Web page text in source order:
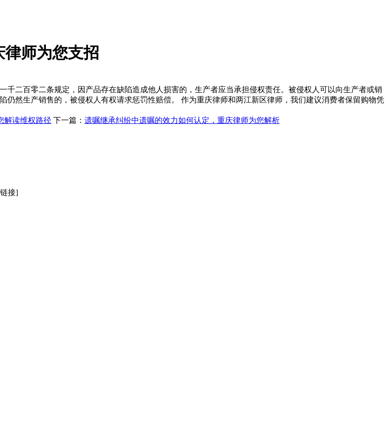
师为您支招
千二百零二条规定，因产品存在缺陷造成他人损害的，生产者应当承担侵权责任。被侵权人可以向生产者或销
然生产销售的，被侵权人有权请求惩罚性赔偿。 作为重庆律师和两江新区律师，我们建议消费者保留购物凭
解读维权路径 下一篇： 遗嘱继承纠纷中遗嘱的效力如何认定，重庆律师为您解析
接]